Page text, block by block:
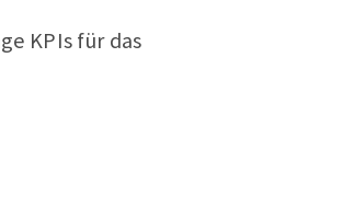
KPIs für das